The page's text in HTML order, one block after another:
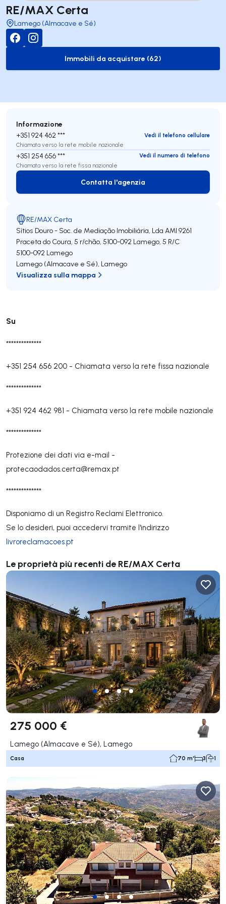
RE/MAX Certa
Lamego (Almacave e Sé)
to-buy-listing
Immobili da acquistare (62)
Su
**************
+351 254 656 200 - Chiamata verso la rete fissa nazionale
**************
+351 924 462 981 - Chiamata verso la rete mobile nazionale
**************
Protezione dei dati via e-mail -
protecaodados.certa@remax.pt
**************
Disponiamo di un Registro Reclami Elettronico.
Se lo desideri, puoi accedervi tramite l'indirizzo
livroreclamacoes.pt
Le proprietà più recenti de RE/MAX Certa
275 000 €
Lamego (Almacave e Sé), Lamego
Casa 70 m² 3 1
Informazione
+351 924 462 ***
Vedi il telefono cellulare
Chiamata verso la rete mobile nazionale
+351 254 656 ***
Vedi il numero di telefono
Chiamata verso la rete fissa nazionale
Contatta l'agenzia
Contatta l'agenzia
RE/MAX Certa
Sítios Douro - Soc. de Mediação Imobiliária, Lda AMI 9261
Praceta do Coura, 5 r/chão, 5100-092 Lamego, 5 R/C
5100-092 Lamego
Lamego (Almacave e Sé), Lamego
Visualizza sulla mappa